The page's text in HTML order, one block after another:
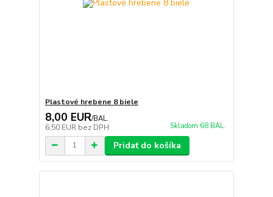
Plastové hrebene 8 biele
8,00 EUR/BAL.
6,50 EUR bez DPH Skladom 68 BAL.
Pridať do košíka